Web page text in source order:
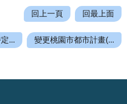
回上一頁 回最上面
... 變更桃園市都市計畫(...